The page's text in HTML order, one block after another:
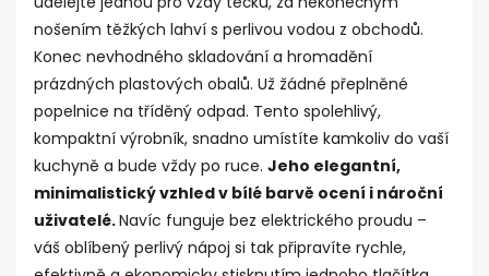
nošením těžkých lahví s perlivou vodou z obchodů.
Konec nevhodného skladování a hromadění
prázdných plastových obalů. Už žádné přeplněné
popelnice na tříděný odpad. Tento spolehlivý,
kompaktní výrobník, snadno umístíte kamkoliv do vaší
kuchyně a bude vždy po ruce. Jeho elegantní,
minimalistický vzhled v bílé barvě ocení i nároční
uživatelé.Navíc funguje bez elektrického proudu –
váš oblíbený perlivý nápoj si tak připravíte rychle,